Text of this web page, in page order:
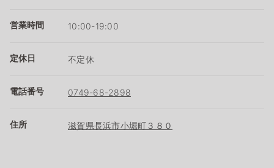
営業時間 10:00-19:00
定休日 不定休
電話番号 0749-68-2898
住所 滋賀県長浜市小堀町３８０